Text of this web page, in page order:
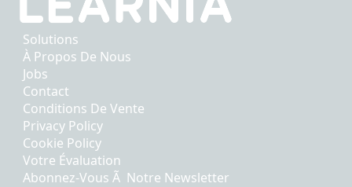
Solutions
À Propos De Nous
Jobs
Contact
Conditions De Vente
Privacy Policy
Cookie Policy
Votre Évaluation
Abonnez-Vous Ã Notre Newsletter